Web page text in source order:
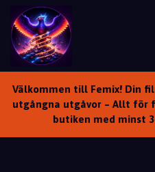
Välkommen till Femix! Din
utgångna utgåvor – Allt för
butiken med minst